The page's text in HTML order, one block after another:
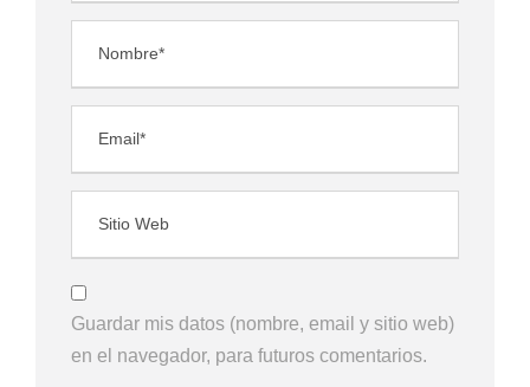
Guardar mis datos (nombre, email y sitio web)
en el navegador, para futuros comentarios.